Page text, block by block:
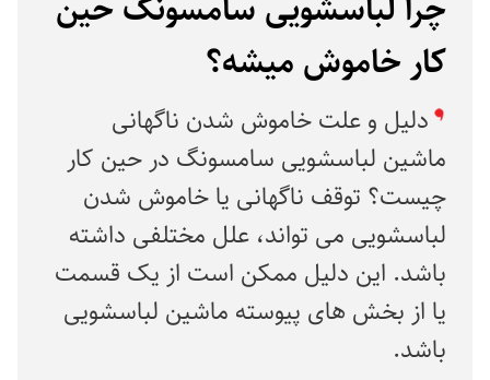
کار خاموش میشه؟
دلیل و علت خاموش شدن ناگهانی
ماشین لباسشویی سامسونگ در حین کار
چیست؟ توقف ناگهانی یا خاموش شدن
لباسشویی می تواند، علل مختلفی داشته
باشد. این دلیل ممکن است از یک قسمت
یا از بخش های پیوسته ماشین لباسشویی
باشد.